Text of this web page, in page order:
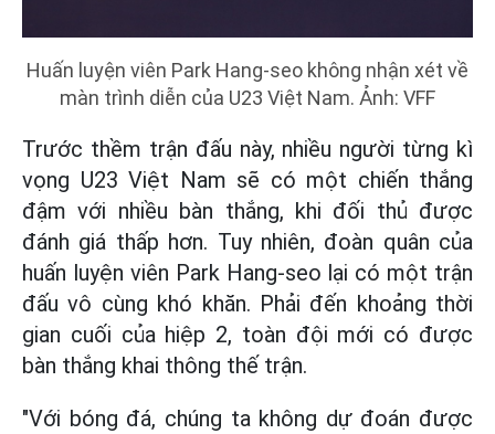
Huấn luyện viên Park Hang-seo không nhận xét về
màn trình diễn của U23 Việt Nam. Ảnh: VFF
Trước thềm trận đấu này, nhiều người từng kì
vọng U23 Việt Nam sẽ có một chiến thắng
đậm với nhiều bàn thắng, khi đối thủ được
đánh giá thấp hơn. Tuy nhiên, đoàn quân của
huấn luyện viên Park Hang-seo lại có một trận
đấu vô cùng khó khăn. Phải đến khoảng thời
gian cuối của hiệp 2, toàn đội mới có được
bàn thắng khai thông thế trận.
"Với bóng đá, chúng ta không dự đoán được